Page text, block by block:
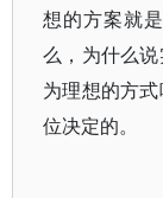
想的方案就
么，为什么
为理想的方
位决定的。